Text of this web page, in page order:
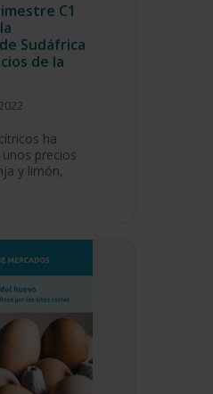
C1
Sudáfrica
de la
ha
precios
y limón,